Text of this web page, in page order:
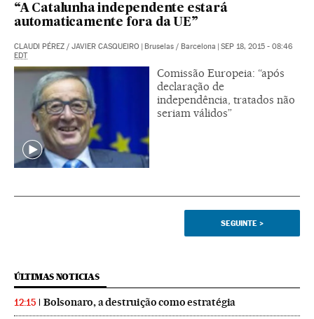
“A Catalunha independente estará
automaticamente fora da UE”
CLAUDI PÉREZ / JAVIER CASQUEIRO Bruselas / Barcelona
SEP 18, 2015 - 08:46
EDT
Comissão Europeia: “após
declaração de
independência, tratados não
seriam válidos”
SEGUINTE >
ÚLTIMAS NOTICIAS
12:15 Bolsonaro, a destruição como estratégia